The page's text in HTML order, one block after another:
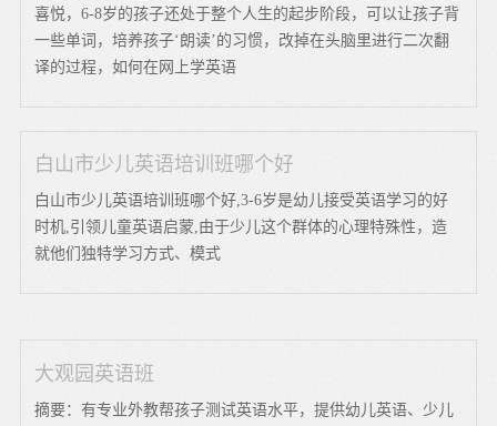
喜悦，6-8岁的孩子还处于整个人生的起步阶段，可以让孩子背
一些单词，培养孩子‘朗读’的习惯，改掉在头脑里进行二次翻
译的过程，如何在网上学英语
白山市少儿英语培训班哪个好
白山市少儿英语培训班哪个好,3-6岁是幼儿接受英语学习的好
时机,引领儿童英语启蒙,由于少儿这个群体的心理特殊性，造
就他们独特学习方式、模式
大观园英语班
摘要：有专业外教帮孩子测试英语水平，提供幼儿英语、少儿